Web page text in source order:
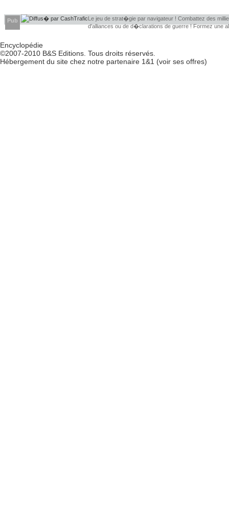
Pub
Le jeu de strat�gie par navigateur ! Combattez des
d'alliances ou de d�clarations de guerre ! Formez une
Encyclopédie
©2007-2010 B&S Editions . Tous droits réservés.
Hébergement du site chez notre partenaire 1&1 (voir ses offres)